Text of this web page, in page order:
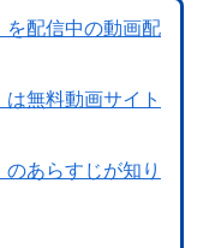
を配信中の動画配
無料動画サイト
あらすじが知り